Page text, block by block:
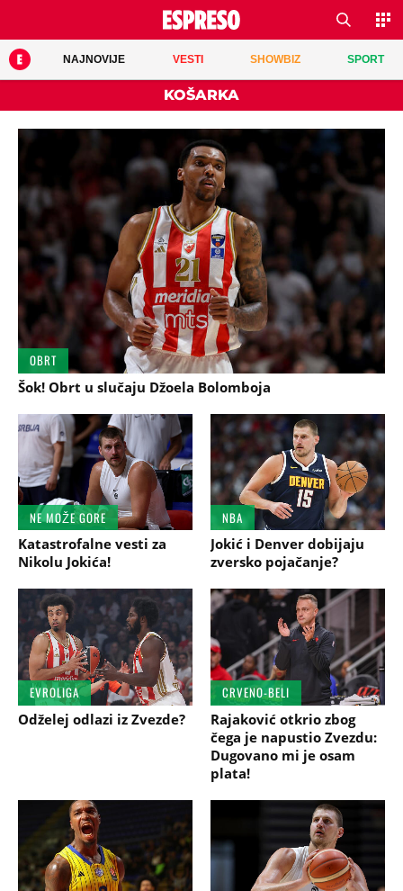
NAJNOVIJE VESTI SHOWBIZ SPORT
KOŠARKA
OBRT
Šok! Obrt u slučaju Džoela Bolomboja
NE MOŽE GORE
Katastrofalne vesti za
Nikolu Jokića!
NBA
Jokić i Denver dobijaju
zversko pojačanje?
EVROLIGA
Odželej odlazi iz Zvezde?
CRVENO-BELI
Rajaković otkrio zbog
čega je napustio Zvezdu:
Dugovano mi je osam
plata!